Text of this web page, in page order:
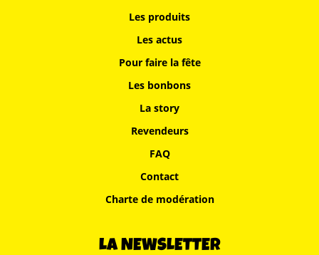
Les produits
Les actus
Pour faire la fête
Les bonbons
La story
Revendeurs
FAQ
Contact
Charte de modération
LA NEWSLETTER